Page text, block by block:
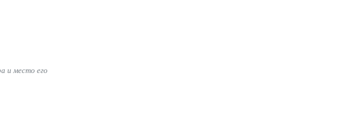
и место его